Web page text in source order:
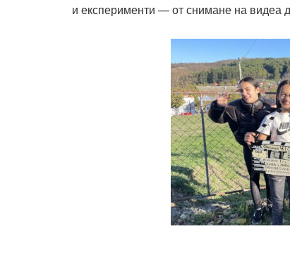
и експерименти — от снимане на видеа